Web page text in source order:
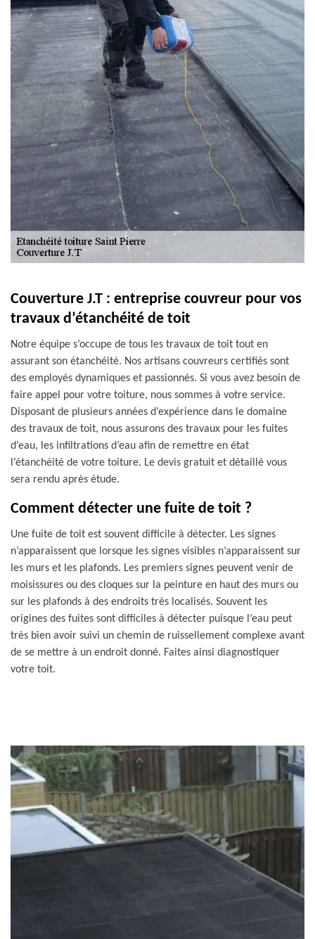
Couverture J.T : entreprise couvreur pour vos
travaux d’étanchéité de toit
Notre équipe s’occupe de tous les travaux de toit tout en
assurant son étanchéité. Nos artisans couvreurs certifiés sont
des employés dynamiques et passionnés. Si vous avez besoin de
faire appel pour votre toiture, nous sommes à votre service.
Disposant de plusieurs années d’expérience dans le domaine
des travaux de toit, nous assurons des travaux pour les fuites
d’eau, les infiltrations d’eau afin de remettre en état
l’étanchéité de votre toiture. Le devis gratuit et détaillé vous
sera rendu après étude.
Comment détecter une fuite de toit ?
Une fuite de toit est souvent difficile à détecter. Les signes
n’apparaissent que lorsque les signes visibles n’apparaissent sur
les murs et les plafonds. Les premiers signes peuvent venir de
moisissures ou des cloques sur la peinture en haut des murs ou
sur les plafonds à des endroits très localisés. Souvent les
origines des fuites sont difficiles à détecter puisque l’eau peut
très bien avoir suivi un chemin de ruissellement complexe avant
de se mettre à un endroit donné. Faites ainsi diagnostiquer
votre toit.